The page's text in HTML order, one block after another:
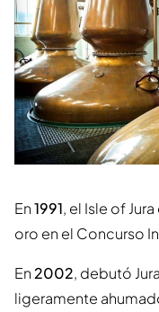
En1991, el Isle of
oro en el Concurso
En 2002, debutó
ligeramente